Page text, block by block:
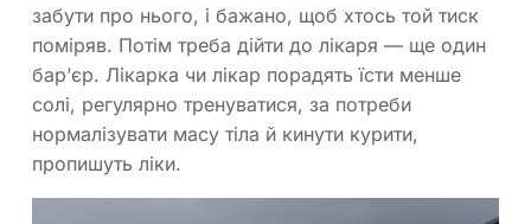
забути про нього, і бажано, щоб хтось той тиск
поміряв. Потім треба дійти до лікаря — ще один
бар’єр. Лікарка чи лікар порадять їсти менше
солі, регулярно тренуватися, за потреби
нормалізувати масу тіла й кинути курити,
пропишуть ліки.